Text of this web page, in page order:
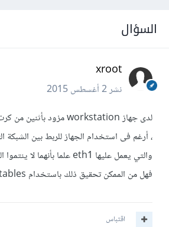
السؤال
xroot
نشر2 أغسطس 2015
فهل من الممكن تحقيق ذلك باستخدام iptables
اقتباس